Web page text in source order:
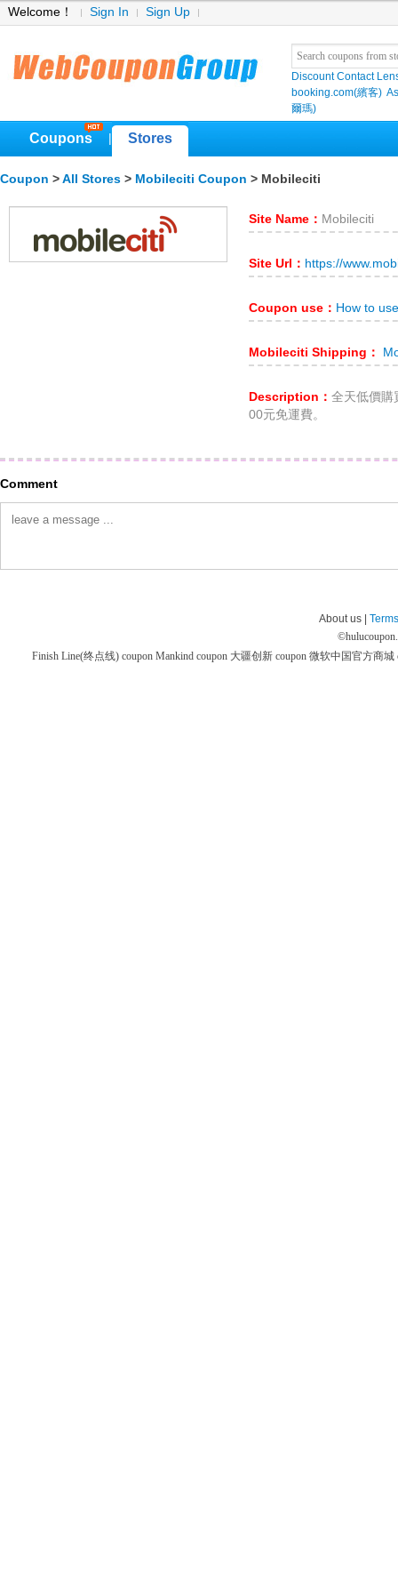
Welcome！ Sign In Sign Up
Discount Contact
booking.com(繽客)
爾瑪)
Coupons Stores
Coupon > All Stores > Mobileciti Coupon > Mobileciti
Site Name： Mobileciti
Site Url： https://
Coupon use： How to
Mobileciti Shipping：
Description： 全天低價購
00元免運費。
Comment
About us |
©
Finish Line(终点线) coupon Mankind coupon 大疆创新 coupon 微软中国官方商城